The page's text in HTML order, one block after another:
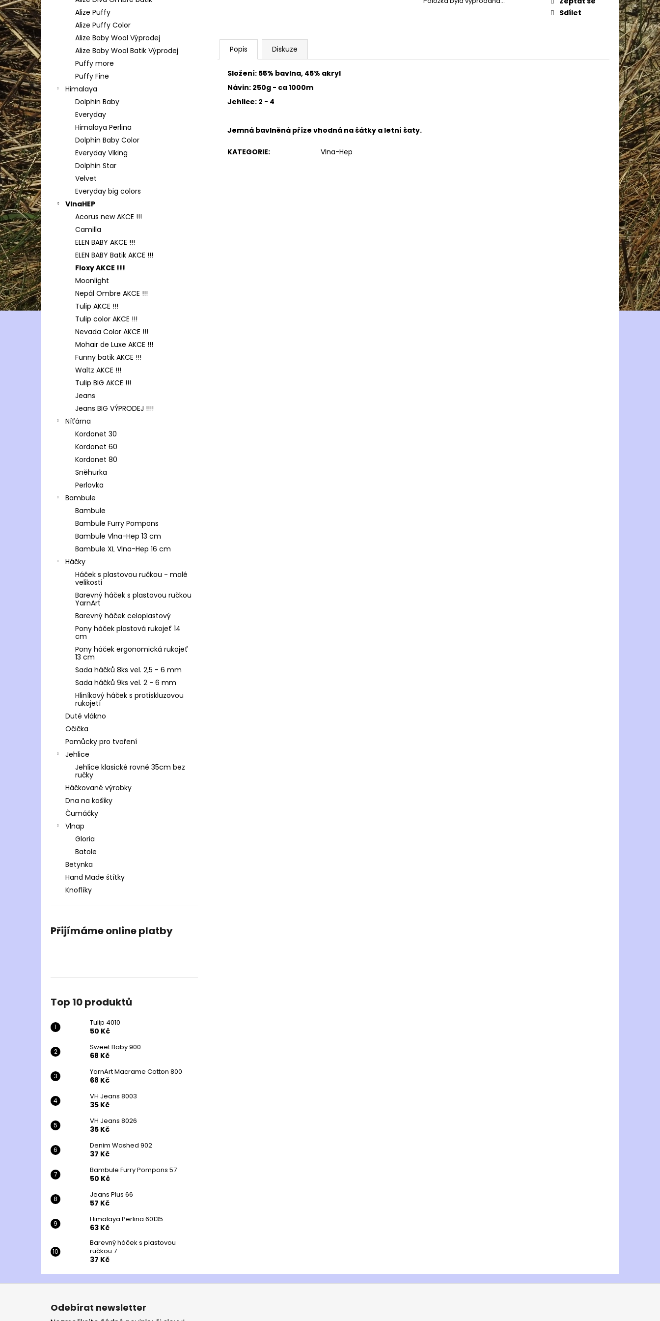
l
Alize Puffy
Alize Puffy Color
Alize Baby Wool Výprodej
Alize Baby Wool Batik Výprodej
Puffy more
Puffy Fine
Himalaya
Dolphin Baby
Everyday
Himalaya Perlina
Dolphin Baby Color
Everyday Viking
Dolphin Star
Velvet
Everyday big colors
VlnaHEP
Acorus new AKCE !!!
Camilla
ELEN BABY AKCE !!!
ELEN BABY Batik AKCE !!!
Floxy AKCE !!!
Moonlight
Nepál Ombre AKCE !!!
Tulip AKCE !!!
Tulip color AKCE !!!
Nevada Color AKCE !!!
Mohair de Luxe AKCE !!!
Funny batik AKCE !!!
Waltz AKCE !!!
Tulip BIG AKCE !!!
Jeans
Jeans BIG VÝPRODEJ !!!!
Níťárna
Kordonet 30
Kordonet 60
Kordonet 80
Sněhurka
Perlovka
Bambule
Bambule
Bambule Furry Pompons
Bambule Vlna-Hep 13 cm
Bambule XL Vlna-Hep 16 cm
Háčky
Háček s plastovou ručkou - malé
velikosti
Barevný háček s plastovou ručkou
YarnArt
Barevný háček celoplastový
Pony háček plastová rukojeť 14
cm
Pony háček ergonomická rukojeť
13 cm
Sada háčků 8ks vel. 2,5 - 6 mm
Sada háčků 9ks vel. 2 - 6 mm
Hliníkový háček s protiskluzovou
rukojetí
Duté vlákno
Očička
Pomůcky pro tvoření
Jehlice
Jehlice klasické rovné 35cm bez
ručky
Háčkované výrobky
Dna na košíky
Čumáčky
Vlnap
Gloria
Batole
Betynka
Hand Made štítky
Knoflíky
Přijímáme online platby
Top 10 produktů
Tulip 4010
50 Kč
Sweet Baby 900
68 Kč
YarnArt Macrame Cotton 800
68 Kč
VH Jeans 8003
35 Kč
VH Jeans 8026
35 Kč
Denim Washed 902
37 Kč
Bambule Furry Pompons 57
50 Kč
Jeans Plus 66
57 Kč
Himalaya Perlina 60135
63 Kč
Barevný háček s plastovou
ručkou 7
37 Kč
Sdílet
Popis Diskuze
Složení: 55% bavlna, 45% akryl
Návin: 250g - ca 1000m
Jehlice: 2 - 4
Jemná bavlněná příze vhodná na šátky a letní šaty.
KATEGORIE: Vlna-Hep
TULIP 4010
50 Kč
YARNART MACRAME COTTON 800
Z
Odebírat newsletter